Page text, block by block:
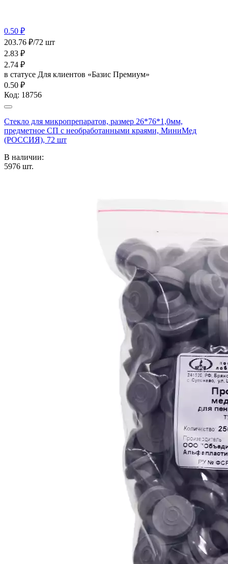
0.50 ₽
203.76 ₽/72 шт
2.83 ₽
2.74 ₽
в статусе Для клиентов «Базис Премиум»
0.50 ₽
Код: 18756
Стекло для микропрепаратов, размер 26*76*1,0мм,
предметное СП с необработанными краями, МиниМед
(РОССИЯ), 72 шт
В наличии:
5976 шт.